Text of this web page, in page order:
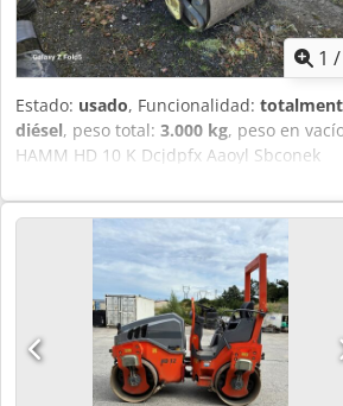
1 /
Estado: usado, Funcionalidad:
diésel, peso total: 3.000 kg, peso en
HAMM HD 10 K Dcjdpfx Aaoyl Sbconek